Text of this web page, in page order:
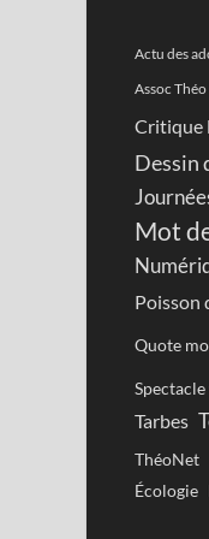
Actu des
Assoc Théo
Critique
Dessin
Mot
Poisson
Quote
Tarbes
ThéoNet
Écologie